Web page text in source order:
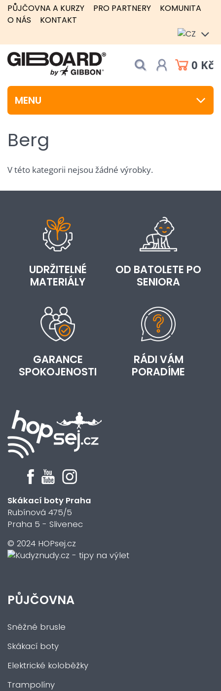
PŮJČOVNA A KURZY PRO PARTNERY
KOMUNITA
O NÁS
KONTAKT
0 Kč
MENU
Berg
V této kategorii nejsou žádné výrobky.
UDRŽITELNÉ
MATERIÁLY
OD BATOLETE PO
SENIORA
GARANCE
SPOKOJENOSTI
RÁDI VÁM
PORADÍME
Skákací boty Praha
Rubínová 475/5
Praha 5 - Slivenec
© 2024 HOPsej.cz
PŮJČOVNA
Sněžné brusle
Skákací boty
Elektrické koloběžky
Trampolíny